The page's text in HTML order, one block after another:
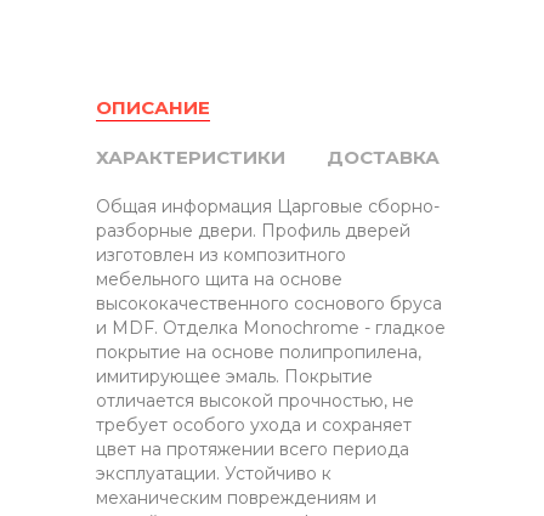
ОПИСАНИЕ
ХАРАКТЕРИСТИКИ ДОСТАВКА
Общая информация Царговые сборно-
разборные двери. Профиль дверей
изготовлен из композитного
мебельного щита на основе
высококачественного соснового бруса
и MDF. Отделка Monochrome - гладкое
покрытие на основе полипропилена,
имитирующее эмаль. Покрытие
отличается высокой прочностью, не
требует особого ухода и сохраняет
цвет на протяжении всего периода
эксплуатации. Устойчиво к
механическим повреждениям и